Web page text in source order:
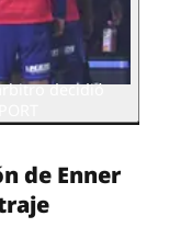
decidió
de Enner